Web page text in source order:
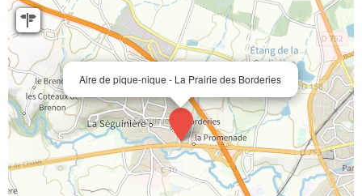
Aire de pique-nique - La Prairie des Borderies